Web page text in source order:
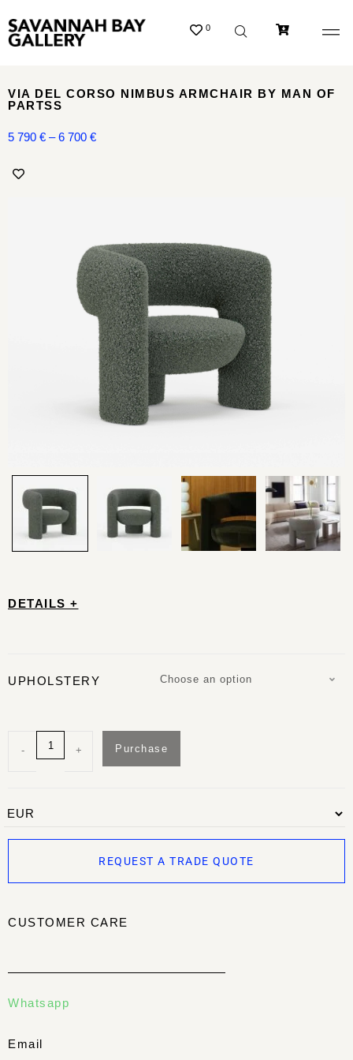
0
DETAILS +
UPHOLSTERY Choose an option
- + Purchase
REQUEST A TRADE QUOTE
CUSTOMER CARE
Whatsapp
Email
VIA DEL CORSO NIMBUS ARMCHAIR BY MAN OF
PARTSS
5 790 € – 6 700 €